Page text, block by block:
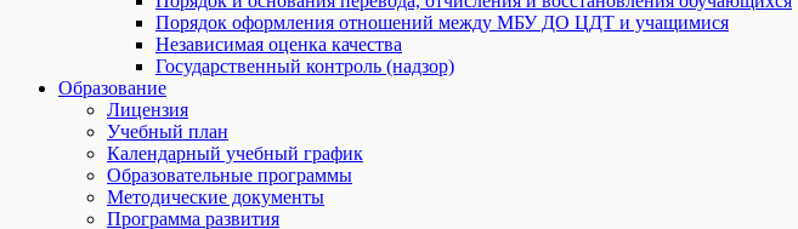
Порядок оформления отношений между МБУ ДО ЦДТ и учащимися
Независимая оценка качества
Государственный контроль (надзор)
Образование
Лицензия
Учебный план
Календарный учебный график
Образовательные программы
Методические документы
Программа развития